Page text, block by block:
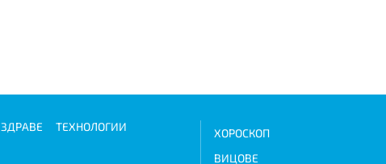
ЗДРАВЕ
ТЕХНОЛОГИИ
ХОРОСКОП
ВИЦОВЕ